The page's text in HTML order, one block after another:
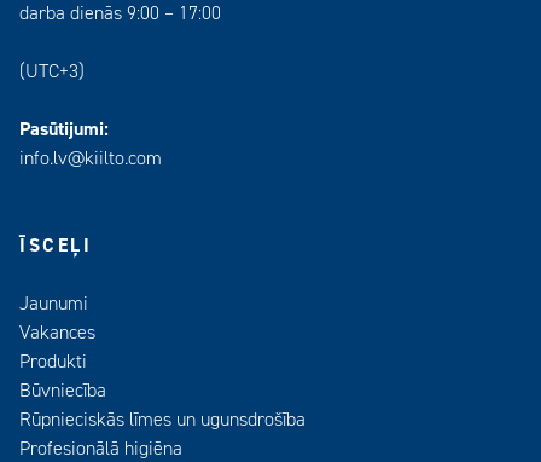
darba dienās 9:00 – 17:00
(UTC+3)
Pasūtijumi:
info.lv@kiilto.com
ĪSCEĻI
Jaunumi
Vakances
Produkti
Būvniecība
Rūpnieciskās līmes un ugunsdrošība
Profesionālā higiēna